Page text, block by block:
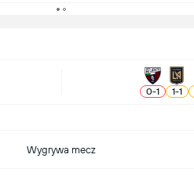
0-1 1-1
Wygrywa mecz